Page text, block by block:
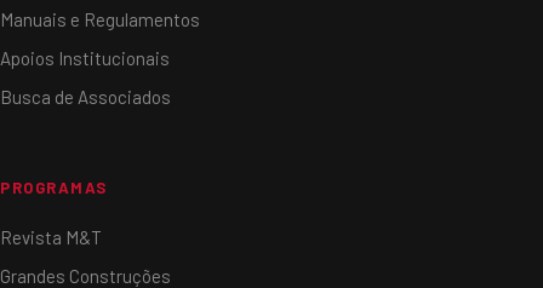
Manuais e Regulamentos
Apoios Institucionais
Busca de Associados
PROGRAMAS
Revista M&T
Grandes Construções